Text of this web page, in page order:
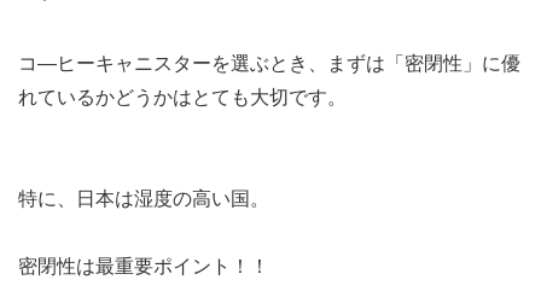
コ―ヒーキャニスターを選ぶとき、まずは「密閉性」に優
れているかどうかはとても大切です。
特に、日本は湿度の高い国。
密閉性は最重要ポイント！！